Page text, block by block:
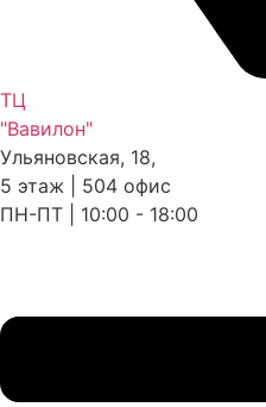
ТЦ
"Вавилон"
Ульяновская, 18,
5 этаж | 504 офис
ПН-ПТ | 10:00 - 18:00